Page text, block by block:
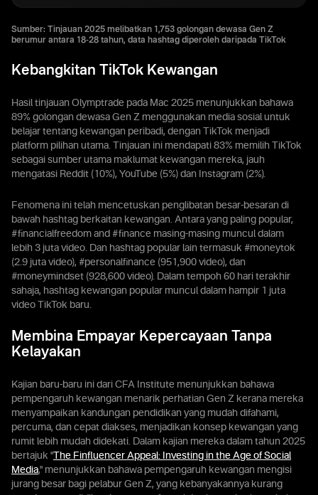
Sumber: Tinjauan 2025 melibatkan 1,753 golongan dewasa Gen Z
berumur antara 18-28 tahun, data hashtag diperoleh daripada TikTok
Kebangkitan TikTok Kewangan
Hasil tinjauan Olymptrade pada Mac 2025 menunjukkan bahawa
89% golongan dewasa Gen Z menggunakan media sosial untuk
belajar tentang kewangan peribadi, dengan TikTok menjadi
platform pilihan utama. Tinjauan ini mendapati 83% memilih TikTok
sebagai sumber utama maklumat kewangan mereka, jauh
mengatasi Reddit (10%), YouTube (5%) dan Instagram (2%).
Fenomena ini telah mencetuskan penglibatan besar-besaran di
bawah hashtag berkaitan kewangan. Antara yang paling popular,
#financialfreedom and #finance masing-masing muncul dalam
lebih 3 juta video. Dan hashtag popular lain termasuk #moneytok
(2.9 juta video), #personalfinance (951,900 video), dan
#moneymindset (928,600 video). Dalam tempoh 60 hari terakhir
sahaja, hashtag kewangan popular muncul dalam hampir 1 juta
video TikTok baru.
Membina Empayar Kepercayaan Tanpa
Kelayakan
Kajian baru-baru ini dari CFA Institute menunjukkan bahawa
pempengaruh kewangan menarik perhatian Gen Z kerana mereka
menyampaikan kandungan pendidikan yang mudah difahami,
percuma, dan cepat diakses, menjadikan konsep kewangan yang
rumit lebih mudah didekati. Dalam kajian mereka dalam tahun 2025
bertajuk " The Finfluencer Appeal: Investing in the Age of Social
Media," menunjukkan bahawa pempengaruh kewangan mengisi
jurang besar bagi pelabur Gen Z, yang kebanyakannya kurang